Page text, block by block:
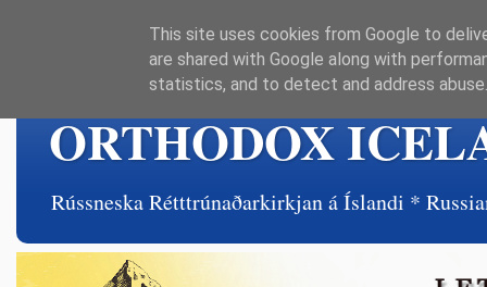
ORTHODOX
Rússneska Rétttrúnaðarkirkjan á Íslandi *
This site uses cookies from Google to
are shared with Google along with
statistics, and to detect and address abuse.